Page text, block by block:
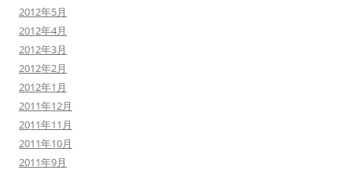
2012年5月
2012年4月
2012年3月
2012年2月
2012年1月
2011年12月
2011年11月
2011年10月
2011年9月